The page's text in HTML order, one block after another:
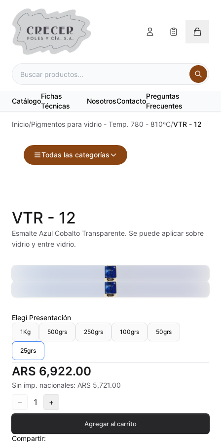
Catálogo
Fichas
Técnicas
NosotrosContacto
Preguntas
Frecuentes
Inicio/Pigmentos para vidrio - Temp. 780 - 810ªC/VTR - 12
Todas las categorías
Alambre Kanthal
Bizcochos cerámicos
Conos pirometricos Orton
Contramoldes
Crayones cerámicos
Crisoles refractarios
Engobes
VTR - 12
Esmalte Azul Cobalto Transparente. Se puede aplicar sobre
vidrio y entre vidrio.
Elegí Presentación
1Kg 500grs 250grs 100grs 50grs
25grs
ARS 6,922.00
Sin imp. nacionales: ARS 5,721.00
− 1 +
Agregar al carrito
Compartir: